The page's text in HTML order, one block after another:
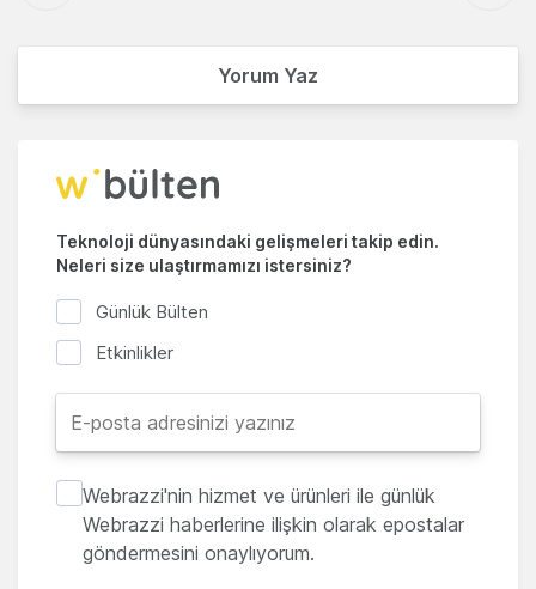
Yorum Yaz
Teknoloji dünyasındaki gelişmeleri takip edin.
Neleri size ulaştırmamızı istersiniz?
Günlük Bülten
Etkinlikler
Webrazzi'nin hizmet ve ürünleri ile günlük
Webrazzi haberlerine ilişkin olarak epostalar
göndermesini onaylıyorum.